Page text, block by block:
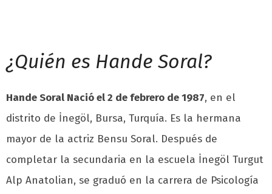
¿Quién es Hande Soral?
Hande Soral Nació el 2 de febrero de 1987, en el
distrito de İnegöl, Bursa, Turquía. Es la hermana
mayor de la actriz Bensu Soral. Después de
completar la secundaria en la escuela İnegöl Turgut
Alp Anatolian, se graduó en la carrera de Psicología